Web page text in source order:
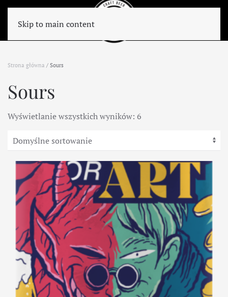
Skip to main content
Strona główna / Sours
Sours
Wyświetlanie wszystkich wyników: 6